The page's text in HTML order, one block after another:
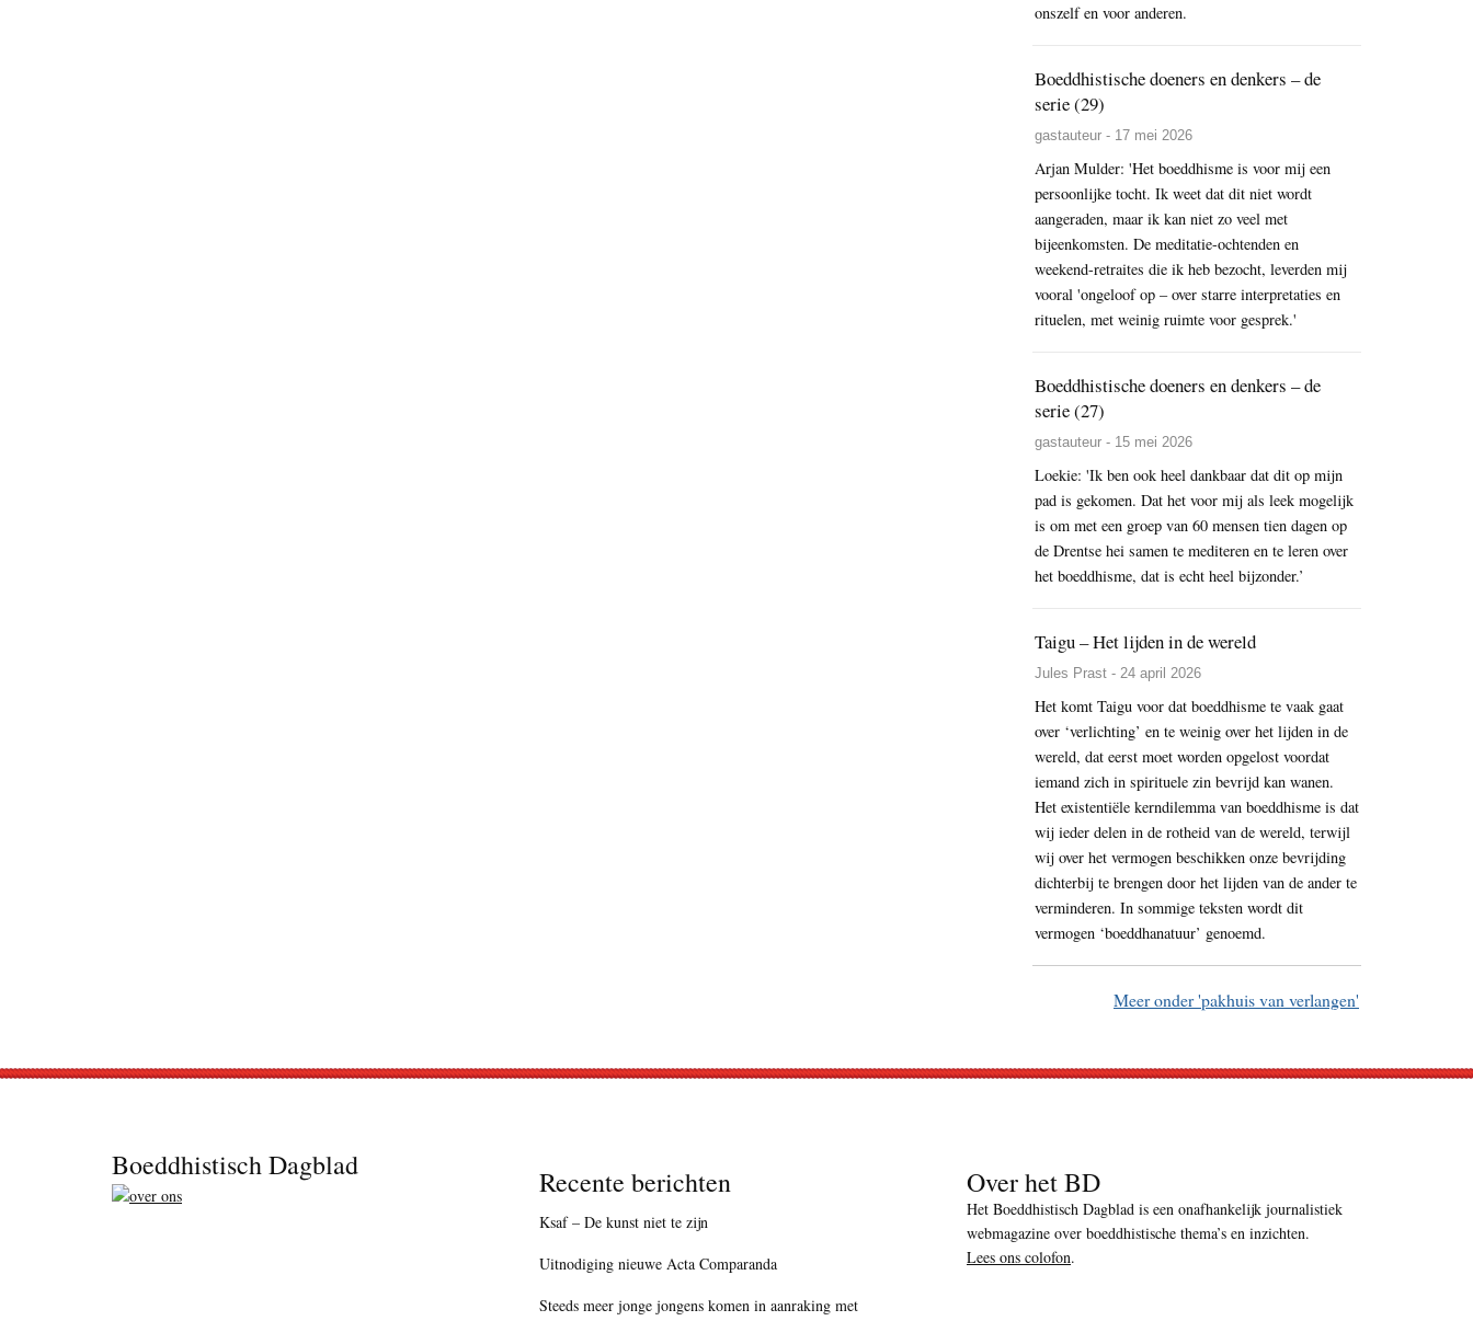
onszelf en voor anderen.
Boeddhistische doeners en denkers – de
serie (29)
gastauteur - 17 mei 2026
Arjan Mulder: 'Het boeddhisme is voor mij een
persoonlijke tocht. Ik weet dat dit niet wordt
aangeraden, maar ik kan niet zo veel met
bijeenkomsten. De meditatie-ochtenden en
weekend-retraites die ik heb bezocht, leverden mij
vooral 'ongeloof op – over starre interpretaties en
rituelen, met weinig ruimte voor gesprek.'
Boeddhistische doeners en denkers – de
serie (27)
gastauteur - 15 mei 2026
Loekie: 'Ik ben ook heel dankbaar dat dit op mijn
pad is gekomen. Dat het voor mij als leek mogelijk
is om met een groep van 60 mensen tien dagen op
de Drentse hei samen te mediteren en te leren over
het boeddhisme, dat is echt heel bijzonder.’
Taigu – Het lijden in de wereld
Jules Prast - 24 april 2026
Het komt Taigu voor dat boeddhisme te vaak gaat
over ‘verlichting’ en te weinig over het lijden in de
wereld, dat eerst moet worden opgelost voordat
iemand zich in spirituele zin bevrijd kan wanen.
Het existentiële kerndilemma van boeddhisme is dat
wij ieder delen in de rotheid van de wereld, terwijl
wij over het vermogen beschikken onze bevrijding
dichterbij te brengen door het lijden van de ander te
verminderen. In sommige teksten wordt dit
vermogen ‘boeddhanatuur’ genoemd.
Meer onder 'pakhuis van verlangen'
Boeddhistisch Dagblad Recente berichten
Ksaf – De kunst niet te zijn
Uitnodiging nieuwe Acta Comparanda
Steeds meer jonge jongens komen in aanraking met
Over het BD
Het Boeddhistisch Dagblad is een onafhankelijk journalistiek
webmagazine over boeddhistische thema’s en inzichten.
Lees ons colofon.